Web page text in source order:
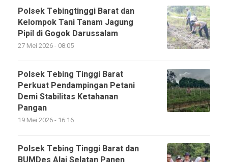
Polsek Tebingtinggi Barat dan
Kelompok Tani Tanam Jagung
Pipil di Gogok Darussalam
27 Mei 2026 - 08:05
Polsek Tebing Tinggi Barat
Perkuat Pendampingan Petani
Demi Stabilitas Ketahanan
Pangan
19 Mei 2026 - 16:16
Polsek Tebing Tinggi Barat dan